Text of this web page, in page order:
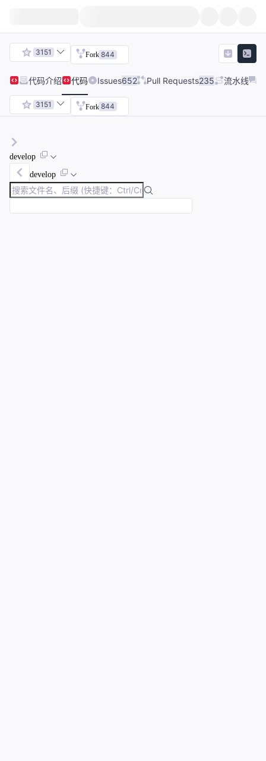
3151 Fork 844
代码介绍 代码 Issues652 Pull Requests235 流水线
3151 Fork 844
develop
develop